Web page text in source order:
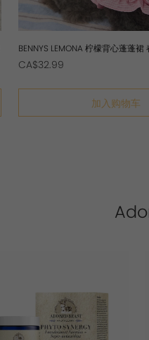
BENNYS LEMONA 柠檬背心蓬蓬
CA$32.99
加入购物车